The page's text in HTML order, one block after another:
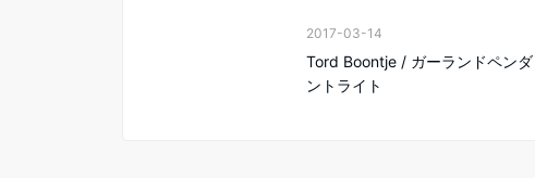
2017-03-14
Tord Boontje / ガーランドペンダ
ントライト